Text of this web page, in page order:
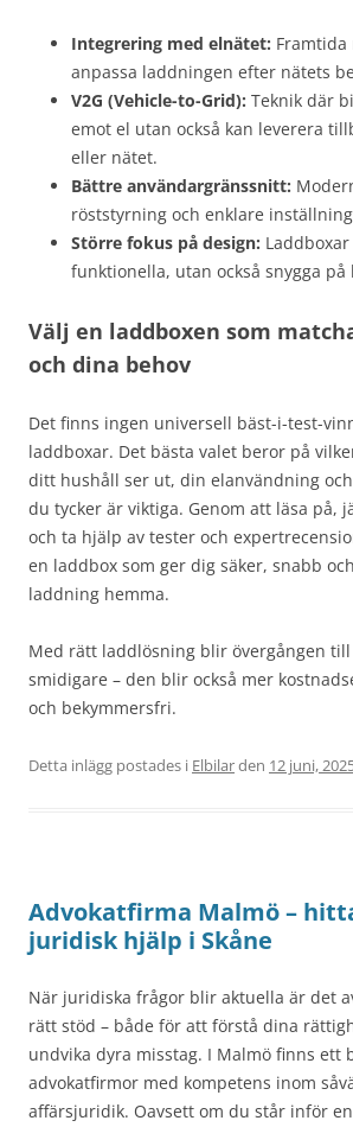
Integrering med elnätet: Framtida
anpassa laddningen efter nätets
V2G (Vehicle-to-Grid): Teknik där
emot el utan också kan leverera
eller nätet.
Bättre användargränssnitt:
röststyrning och enklare
Större fokus på design:
funktionella, utan också snygga på
Välj en laddboxen som
och dina behov
Det finns ingen universell bäst-i-test-
laddboxar. Det bästa valet beror på
ditt hushåll ser ut, din elanvändning
du tycker är viktiga. Genom att läsa på,
och ta hjälp av tester och
en laddbox som ger dig säker, snabb
laddning hemma.
Med rätt laddlösning blir övergången
smidigare – den blir också mer
och bekymmersfri.
Detta inlägg postades i Elbilarden 12 juni,
Advokatfirma Malmö –
juridisk hjälp i Skåne
När juridiska frågor blir aktuella är det
rätt stöd – både för att förstå dina
undvika dyra misstag. I Malmö finns ett
advokatfirmor med kompetens inom
affärsjuridik. Oavsett om du står inför